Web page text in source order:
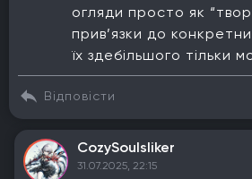
огляди просто як
прив’язки до
їх здебільшого тільки
Відповісти
CozySoulsliker
31.07.2025, 22:15